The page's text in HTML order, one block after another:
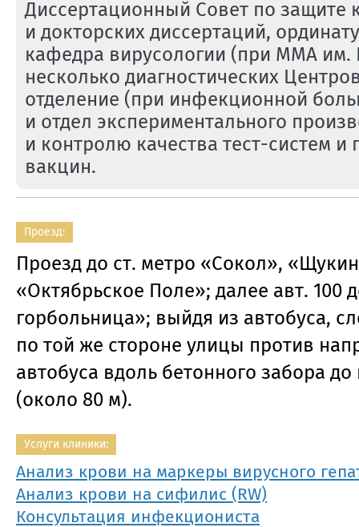
Диссертационный Совет по защите
и докторских диссертаций,
кафедра вирусологии (при ММА им.
несколько диагностических
отделение (при инфекционной
и отдел экспериментального
и контролю качества тест-систем и
вакцин.
Проезд:
Проезд до ст. метро «Сокол»,
«Октябрьское Поле»; далее авт. 100
горбольница»; выйдя из автобуса,
по той же стороне улицы против
автобуса вдоль бетонного забора
(около 80 м).
Услуги клиники:
Анализ крови на маркеры вирусного
Анализ крови на сифилис (RW)
Консультация инфекциониста